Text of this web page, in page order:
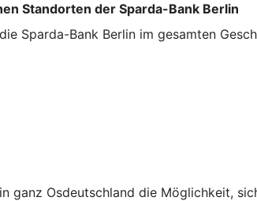
Standorten der Sparda-Bank Berlin
Sparda-Bank Berlin im gesamten
ganz Osdeutschland die Möglichkeit,